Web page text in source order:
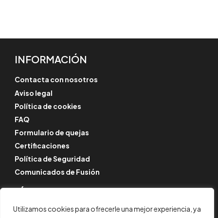
Utilizamos cookies para ofrecerle una mejor experiencia, ya
INFORMACIÓN
Contacta con nosotros
Aviso legal
Política de cookies
FAQ
Formulario de quejas
Certificaciones
Política de Seguridad
Comunicados de Fusión
SÍGUENOS
Instagram